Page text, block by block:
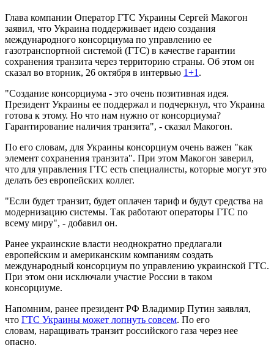
Глава компании Оператор ГТС Украины Сергей Макогон
заявил, что Украина поддерживает идею создания
международного консорциума по управлению ее
газотранспортной системой (ГТС) в качестве гарантии
сохранения транзита через территорию страны. Об этом он
сказал во вторник, 26 октября в интервью 1+1 .
"Создание консорциума - это очень позитивная идея.
Президент Украины ее поддержал и подчеркнул, что Украина
готова к этому. Но что нам нужно от консорциума?
Гарантирование наличия транзита", - сказал Макогон.
По его словам, для Украины консорциум очень важен "как
элемент сохранения транзита". При этом Макогон заверил,
что для управления ГТС есть специалисты, которые могут это
делать без европейских коллег.
"Если будет транзит, будет оплачен тариф и будут средства на
модернизацию системы. Так работают операторы ГТС по
всему миру", - добавил он.
Ранее украинские власти неоднократно предлагали
европейским и американским компаниям создать
международный консорциум по управлению украинской ГТС.
При этом они исключали участие России в таком
консорциуме.
Напомним, ранее президент РФ Владимир Путин заявлял,
что ГТС Украины может лопнуть совсем. По его
словам, наращивать транзит российского газа через нее
опасно.